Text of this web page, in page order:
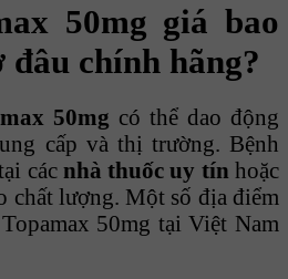
50mg giá bao
đâu chính hãng?
50mg có thể dao động
cấp và thị trường. Bệnh
các nhà thuốc uy tín hoặc
chất lượng. Một số địa điểm
50mg tại Việt Nam